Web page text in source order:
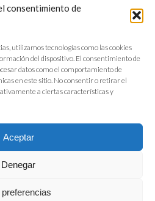
consentimiento de
utilizamos tecnologías como las cookies
del dispositivo. El consentimiento de
datos como el comportamiento de
en este sitio. No consentir o retirar el
a ciertas características y
Aceptar
Denegar
preferenciasde la Alimentación y Bebidas